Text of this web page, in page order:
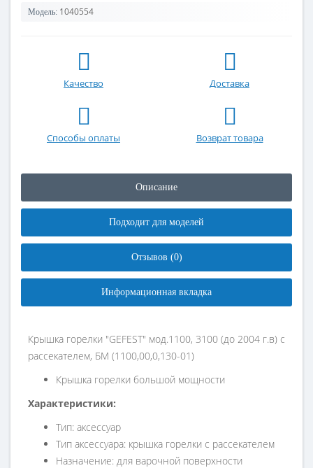
Модель: 1040554
Качество Доставка
Способы оплаты Возврат товара
Описание
Подходит для моделей
Отзывов (0)
Информационная вкладка
Крышка горелки "GEFEST" мод.1100, 3100 (до 2004 г.в) с
рассекателем, БМ (1100,00,0,130-01)
Крышка горелки большой мощности
Характеристики:
Тип: аксессуар
Тип аксессуара: крышка горелки с рассекателем
Назначение: для варочной поверхности